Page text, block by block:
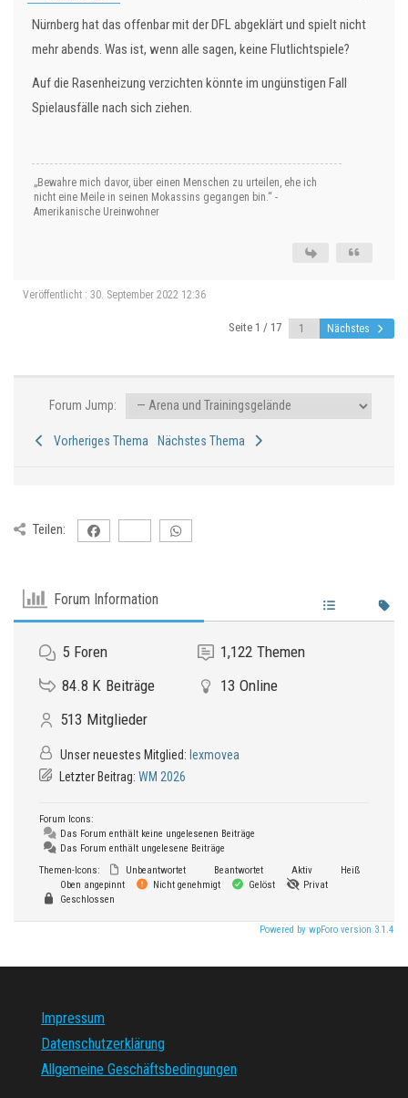
Nürnberg hat das offenbar mit der DFL abgeklärt und spielt nicht
mehr abends. Was ist, wenn alle sagen, keine Flutlichtspiele?
Auf die Rasenheizung verzichten könnte im ungünstigen Fall
Spielausfälle nach sich ziehen.
„Bewahre mich davor, über einen Menschen zu urteilen, ehe ich
nicht eine Meile in seinen Mokassins gegangen bin.“ -
Amerikanische Ureinwohner
Veröffentlicht : 30. September 2022 12:36
Seite 1 / 17 Nächstes
Forum Jump:
Vorheriges Thema Nächstes Thema
Teilen:
Forum Information
5 Foren 1,122 Themen
84.8 K Beiträge 13 Online
513 Mitglieder
Unser neuestes Mitglied: lexmovea
Letzter Beitrag: WM 2026
Forum Icons:
Das Forum enthält keine ungelesenen Beiträge
Das Forum enthält ungelesene Beiträge
Themen-Icons:
Unbeantwortet Beantwortet Aktiv
Heiß
Oben angepinnt
Nicht genehmigt Gelöst
Privat
Geschlossen
Powered by wpForo version 3.1.4
Impressum
Datenschutzerklärung
Allgemeine Geschäftsbedingungen